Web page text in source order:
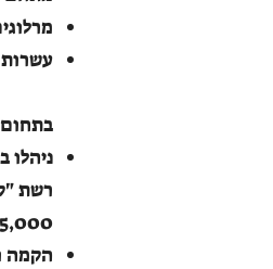
רשת
15,000 משלוחי בית
הקמה